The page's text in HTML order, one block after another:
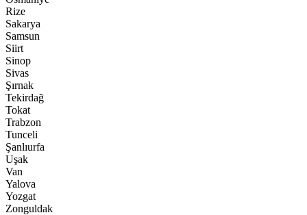
Rize
Sakarya
Samsun
Siirt
Sinop
Sivas
Şırnak
Tekirdağ
Tokat
Trabzon
Tunceli
Şanlıurfa
Uşak
Van
Yalova
Yozgat
Zonguldak